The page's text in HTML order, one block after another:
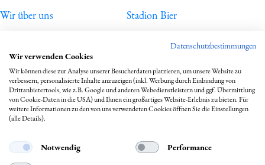
Wir über uns
Stadion Bier
Wo trinkt man welches Bier?
Hinweise
Datenschutzbestimmungen
Wir verwenden Cookies
Wir können diese zur Analyse unserer Besucherdaten platzieren, um unsere Website zu
verbessern, personalisierte Inhalte anzuzeigen (inkl. Werbung durch Einbindung von
Drittanbietertools, wie z.B. Google und anderen Webedienstleistern und ggf. Übermittlung
von Cookie-Daten in die USA) und Ihnen ein großartiges Website-Erlebnis zu bieten. Für
weitere Informationen zu den von uns verwendeten Cookies öffnen Sie die Einstellungen
(alle Details).
Notwendig
Performance